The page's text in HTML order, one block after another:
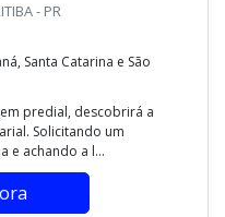
- PR
Santa Catarina e São
predial, descobrirá a
Solicitando um
e achando a l...